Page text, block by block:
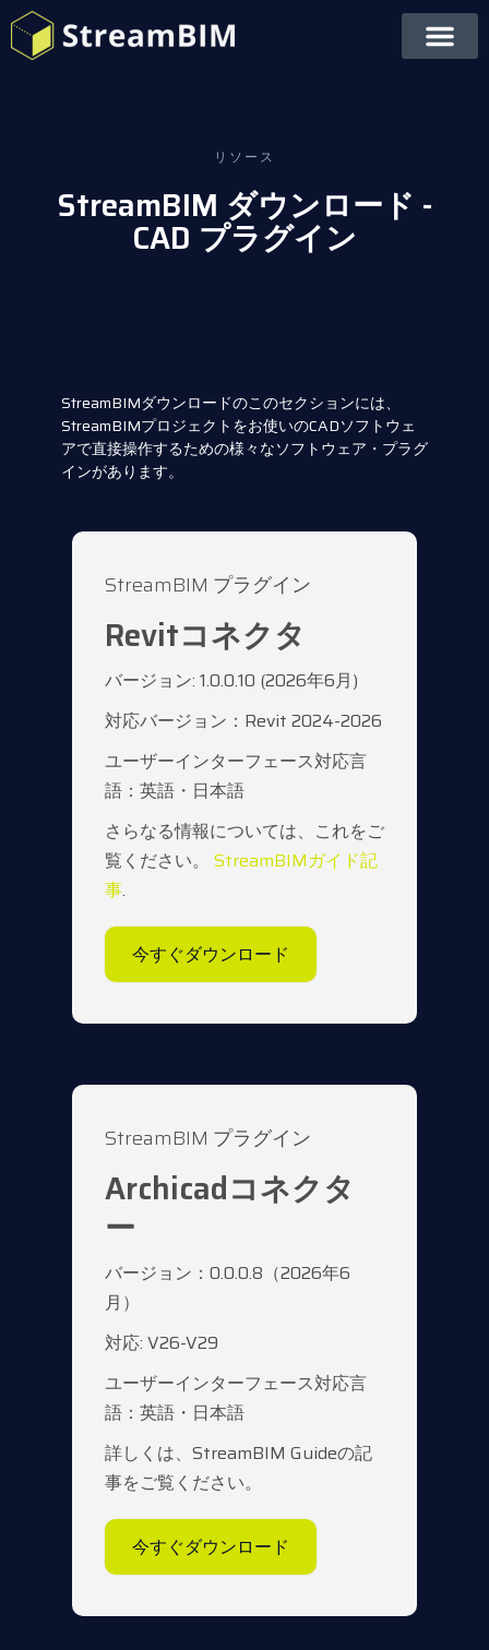
リソース
StreamBIM ダウンロード -
CAD プラグイン
StreamBIMダウンロードのこのセクションには、
StreamBIMプロジェクトをお使いのCADソフトウェ
アで直接操作するための様々なソフトウェア・プラグ
インがあります。
StreamBIM プラグイン
Revitコネクタ
バージョン: 1.0.0.10 (2026年6月)
対応バージョン：Revit 2024-2026
ユーザーインターフェース対応言
語：英語・日本語
さらなる情報については、これをご
覧ください。 StreamBIMガイド記
事.
今すぐダウンロード
StreamBIM プラグイン
Archicadコネクタ
ー
バージョン：0.0.0.8（2026年6
月）
対応: V26-V29
ユーザーインターフェース対応言
語：英語・日本語
詳しくは、StreamBIM Guideの記
事をご覧ください。
今すぐダウンロード